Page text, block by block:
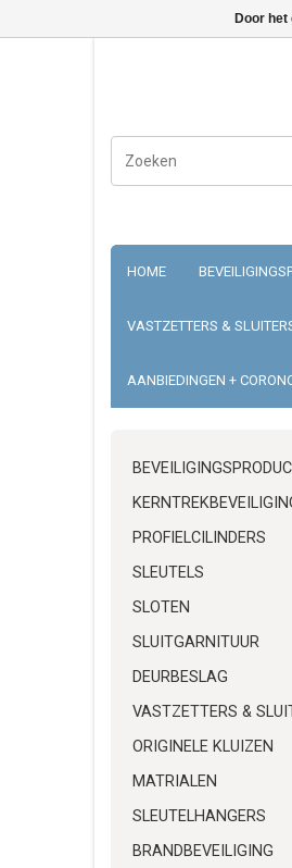
HOME
VASTZETTERS &
AANBIEDINGEN +
PROFIELCILINDERS
SLEUTELS
SLOTEN
SLUITGARNITUUR
DEURBESLAG
VASTZETTERS &
ORIGINELE KLUIZEN
MATRIALEN
SLEUTELHANGERS
BRANDBEVEILIGING
Door